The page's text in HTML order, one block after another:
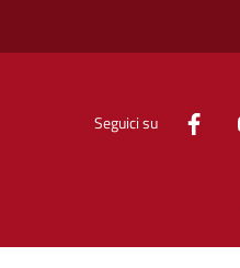
Seguici su